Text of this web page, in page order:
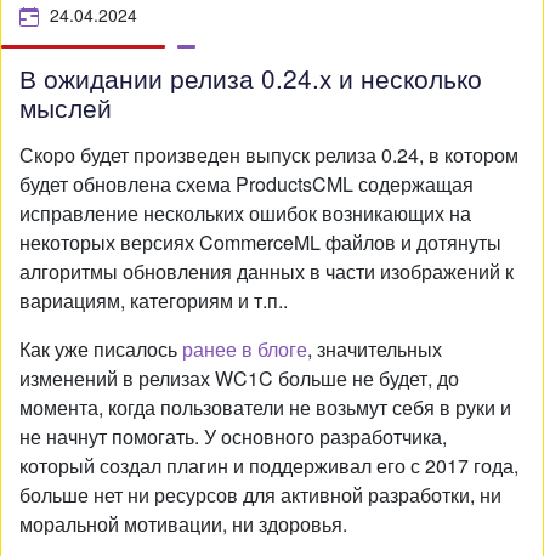
24.04.2024
В ожидании релиза 0.24.x и несколько
мыслей
Скоро будет произведен выпуск релиза 0.24, в котором
будет обновлена схема ProductsCML содержащая
исправление нескольких ошибок возникающих на
некоторых версиях CommerceML файлов и дотянуты
алгоритмы обновления данных в части изображений к
вариациям, категориям и т.п..
Как уже писалось ранее в блоге, значительных
изменений в релизах WC1C больше не будет, до
момента, когда пользователи не возьмут себя в руки и
не начнут помогать. У основного разработчика,
который создал плагин и поддерживал его с 2017 года,
больше нет ни ресурсов для активной разработки, ни
моральной мотивации, ни здоровья.